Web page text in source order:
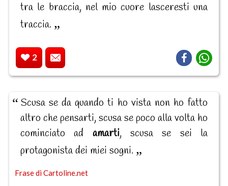
tra le braccia, nel mio cuore lasceresti una
traccia.
2
Scusa se da quando ti ho vista non ho fatto
altro che pensarti, scusa se poco alla volta ho
cominciato ad amarti, scusa se sei la
protagonista dei miei sogni.
Frase di Cartoline.net